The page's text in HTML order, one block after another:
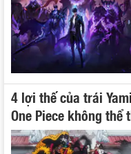
4 lợi thế của trái
One Piece không thể